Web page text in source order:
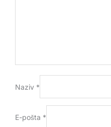
Naziv *
E-pošta *